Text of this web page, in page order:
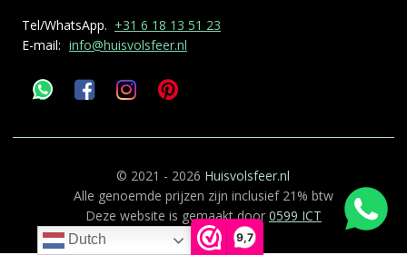
9,7
Tel/WhatsApp. +31 6 18 13 51 23
E-mail: info@huisvolsfeer.nl
© 2021 - 2026 Huisvolsfeer.nl
Alle genoemde prijzen zijn inclusief 21% btw
Deze website is gemaakt door 0599 ICT
Dutch